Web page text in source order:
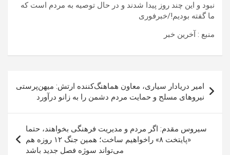
نبود و این چند روز پیدا شدند و در حال توصیه به مردم است که
ما گفته بودیم!/خبرفوری
منبع : آخرین خبر
نوشته
امیر دریادار سیاری، معاون هماهنگ‌کننده ارتش: میهن‌پرستی
نیرو‌های مسلح و حمایت مردم دشمن را به زانو درآورد
سیروس مقدم: اگر مردم و مدیریت فرهنگی بخواهند، حتما
«پایتخت ۸» راخواهیم ساخت؛ همین جنگ ۱۲ روزه هم
می‌تواند سوژه فصل جدید باشد